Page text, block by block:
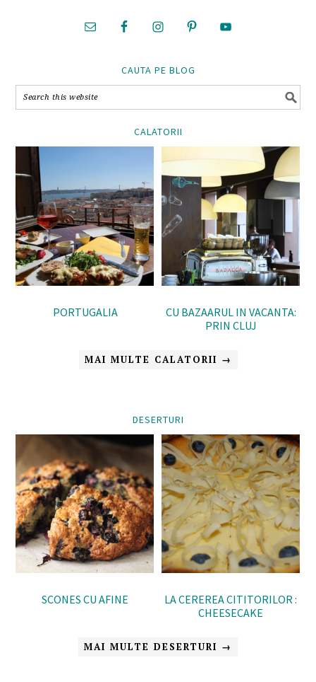
CAUTA PE BLOG
CALATORII
PORTUGALIA
CU BAZAARUL IN VACANTA:
PRIN CLUJ
MAI MULTE CALATORII →
DESERTURI
SCONES CU AFINE
LA CEREREA CITITORILOR :
CHEESECAKE
MAI MULTE DESERTURI →